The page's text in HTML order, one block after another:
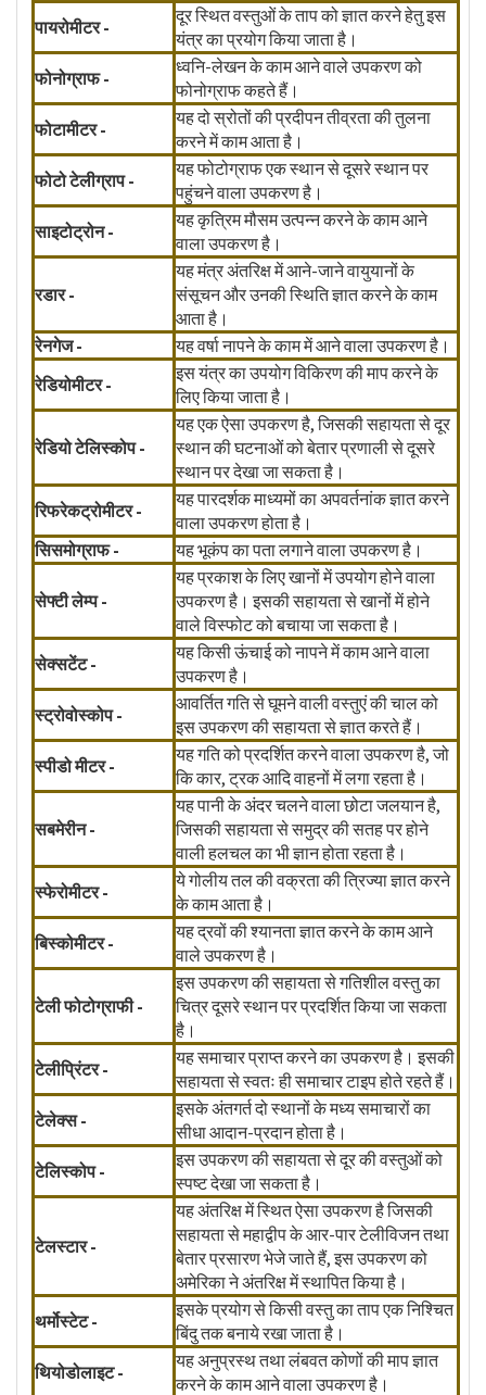
पायरोमीटर -
दूर स्थित वस्तुओं के ताप को ज्ञात करने हेतु इस
यंत्र का प्रयोग किया जाता है।
फोनोग्राफ -
ध्वनि-लेखन के काम आने वाले उपकरण को
फोनोग्राफ कहते हैं।
फोटामीटर -
यह दो स्रोतों की प्रदीपन तीव्रता की तुलना
करने में काम आता है।
फोटो टेलीग्राप -
यह फोटोग्राफ एक स्थान से दूसरे स्थान पर
पहुंचने वाला उपकरण है।
साइटोट्रोन -
यह कृत्रिम मौसम उत्पन्न करने के काम आने
वाला उपकरण है।
रडार -
यह मंत्र अंतरिक्ष में आने-जाने वायुयानों के
संसूचन और उनकी स्थिति ज्ञात करने के काम
आता है।
रेनगेज -
यह वर्षा नापने के काम में आने वाला उपकरण है।
रेडियोमीटर -
इस यंत्र का उपयोग विकिरण की माप करने के
लिए किया जाता है।
रेडियो टेलिस्कोप -
यह एक ऐसा उपकरण है, जिसकी सहायता से दूर
स्थान की घटनाओं को बेतार प्रणाली से दूसरे
स्थान पर देखा जा सकता है।
रिफरेकट्रोमीटर -
यह पारदर्शक माध्यमों का अपवर्तनांक ज्ञात करने
वाला उपकरण होता है।
सिसमोग्राफ -
यह भूकंप का पता लगाने वाला उपकरण है।
सेफ्टी लेम्प -
यह प्रकाश के लिए खानों में उपयोग होने वाला
उपकरण है। इसकी सहायता से खानों में होने
वाले विस्फोट को बचाया जा सकता है।
सेक्सटेंट -
यह किसी ऊंचाई को नापने में काम आने वाला
उपकरण है।
स्ट्रोवोस्कोप -
आवर्तित गति से घूमने वाली वस्तुएं की चाल को
इस उपकरण की सहायता से ज्ञात करते हैं।
स्पीडो मीटर -
यह गति को प्रदर्शित करने वाला उपकरण है, जो
कि कार, ट्रक आदि वाहनों में लगा रहता है।
सबमेरीन -
यह पानी के अंदर चलने वाला छोटा जलयान है,
जिसकी सहायता से समुद्र की सतह पर होने
वाली हलचल का भी ज्ञान होता रहता है।
स्फेरोमीटर -
ये गोलीय तल की वक्रता की त्रिज्या ज्ञात करने
के काम आता है।
बिस्कोमीटर -
यह द्रवों की श्यानता ज्ञात करने के काम आने
वाले उपकरण है।
टेली फोटोग्राफी -
इस उपकरण की सहायता से गतिशील वस्तु का
चित्र दूसरे स्थान पर प्रदर्शित किया जा सकता
है।
टेलीप्रिंटर -
यह समाचार प्राप्त करने का उपकरण है। इसकी
सहायता से स्वतः ही समाचार टाइप होते रहते हैं।
टेलेक्स -
इसके अंतगर्त दो स्थानों के मध्य समाचारों का
सीधा आदान-प्रदान होता है।
टेलिस्कोप -
इस उपकरण की सहायता से दूर की वस्तुओं को
स्पष्ट देखा जा सकता है।
टेलस्टार -
यह अंतरिक्ष में स्थित ऐसा उपकरण है जिसकी
सहायता से महाद्वीप के आर-पार टेलीविजन तथा
बेतार प्रसारण भेजे जाते हैं, इस उपकरण को
अमेरिका ने अंतरिक्ष में स्थापित किया है।
थर्मोस्टेट -
इसके प्रयोग से किसी वस्तु का ताप एक निश्चित
बिंदु तक बनाये रखा जाता है।
थियोडोलाइट -
यह अनुप्रस्थ तथा लंबवत कोणों की माप ज्ञात
करने के काम आने वाला उपकरण है।